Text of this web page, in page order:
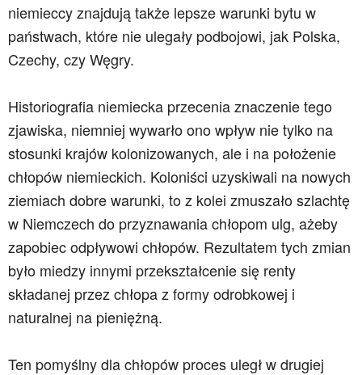
niemieccy znajdują także lepsze warunki bytu w
państwach, które nie ulegały podbojowi, jak Polska,
Czechy, czy Węgry.
Historiografia niemiecka przecenia znaczenie tego
zjawiska, niemniej wywarło ono wpływ nie tylko na
stosunki krajów kolonizowanych, ale i na położenie
chłopów niemieckich. Koloniści uzyskiwali na nowych
ziemiach dobre warunki, to z kolei zmuszało szlachtę
w Niemczech do przyznawania chłopom ulg, ażeby
zapobiec odpływowi chłopów. Rezultatem tych zmian
było miedzy innymi przekształcenie się renty
składanej przez chłopa z formy odrobkowej i
naturalnej na pieniężną.
Ten pomyślny dla chłopów proces uległ w drugiej